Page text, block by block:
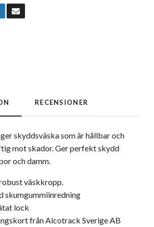
RECENSIONER
skyddsväska som är hållbar och
mot skador. Ger perfekt skydd
och damm.
väskkropp.
skumgummiinredning
lock
från Alcotrack Sverige AB